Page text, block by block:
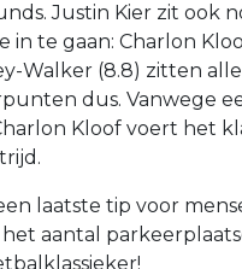
Justin Kier zit ook
in te gaan: Charlon
Walker (8.8) zitten
dus. Vanwege
Kloof voert het
laatste tip voor
aantal